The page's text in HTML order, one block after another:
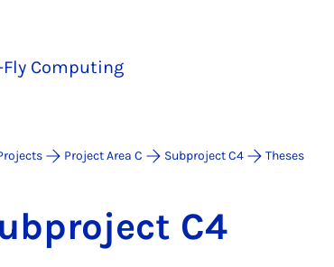
Fly Computing
Project Area C Subproject C4 Theses
C4